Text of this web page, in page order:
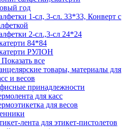
год
1-сл, 3-сл. 33*33, Конверт с
2-сл.,3-сл 24*24
84*84
РУЛОН
Показать все
товары, материалы для
и весов
принадлежности
для касс
для весов
лента для этикет-пистолетов